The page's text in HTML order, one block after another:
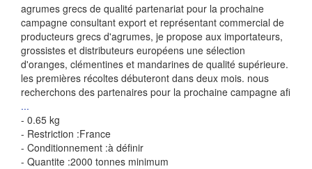
agrumes grecs de qualité partenariat pour la prochaine
campagne consultant export et représentant commercial de
producteurs grecs d'agrumes, je propose aux importateurs,
grossistes et distributeurs européens une sélection
d'oranges, clémentines et mandarines de qualité supérieure.
les premières récoltes débuteront dans deux mois. nous
recherchons des partenaires pour la prochaine campagne afi
...
- 0.65 kg
- Restriction :France
- Conditionnement :à définir
- Quantite :2000 tonnes minimum